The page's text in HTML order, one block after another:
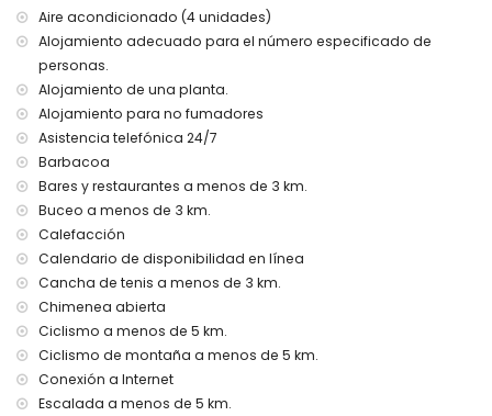
kilómetros de la villa)
puerto más cercano: Nou Fontana (a menos de 3
kilómetros de la villa)
parque más cercano: Montgó, Jávea (a menos de 5
kilómetros de la villa)
aeropuerto más cercano: Alicante (a menos de 100
kilómetros de la villa)
segundo aeropuerto más cercano: Valencia (> 100
kilómetros)
prohibido fumar
no se permiten mascotas
El alojamiento es muy adecuado para familias con niños
Instalaciones y servicios incluidos en el precio del alquiler
de la villa
aspiradora y plancha con tabla de planchar
ropa de cama y toallas
servicio de recepción y servicio de emergencia 24 horas
calefacción por aire y aire acondicionado
Aire acondicionado (4 unidades)
Alojamiento adecuado para el número especificado de
personas.
Alojamiento de una planta.
Alojamiento para no fumadores
Asistencia telefónica 24/7
Barbacoa
Bares y restaurantes a menos de 3 km.
Buceo a menos de 3 km.
Calefacción
Calendario de disponibilidad en línea
Cancha de tenis a menos de 3 km.
Chimenea abierta
Ciclismo a menos de 5 km.
Ciclismo de montaña a menos de 5 km.
Conexión a Internet
Escalada a menos de 5 km.